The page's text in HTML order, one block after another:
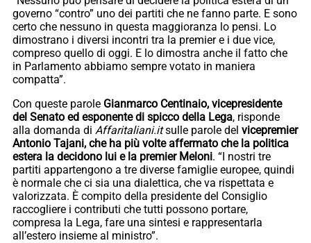
governo “contro” uno dei partiti che ne fanno parte. E sono
certo che nessuno in questa maggioranza lo pensi. Lo
dimostrano i diversi incontri tra la premier e i due vice,
compreso quello di oggi. E lo dimostra anche il fatto che
in Parlamento abbiamo sempre votato in maniera
compatta”.
Con queste parole Gianmarco Centinaio, vicepresidente
del Senato ed esponente di spicco della Lega, risponde
alla domanda di Affaritaliani.itsulle parole del vicepremier
Antonio Tajani, che ha più volte affermato che la politica
estera la decidono lui e la premier Meloni. “I nostri tre
partiti appartengono a tre diverse famiglie europee, quindi
è normale che ci sia una dialettica, che va rispettata e
valorizzata. È compito della presidente del Consiglio
raccogliere i contributi che tutti possono portare,
compresa la Lega, fare una sintesi e rappresentarla
all’estero insieme al ministro”.